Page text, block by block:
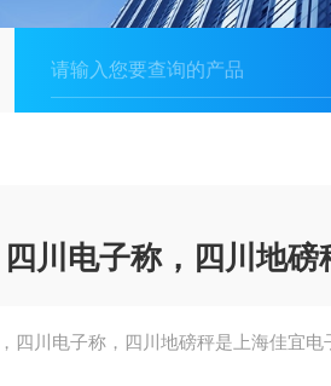
川电子称，四川地磅
四川电子称，四川地磅秤是上海佳宜电